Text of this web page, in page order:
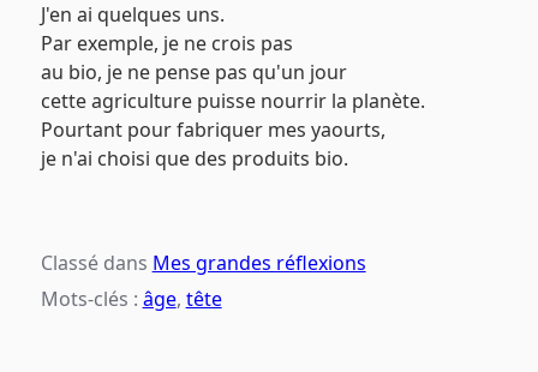
J'en ai quelques uns.
Par exemple, je ne crois pas
au bio, je ne pense pas qu'un jour
cette agriculture puisse nourrir la planète.
Pourtant pour fabriquer mes yaourts,
je n'ai choisi que des produits bio.
Classé dans Mes grandes réflexions
Mots-clés : âge, tête